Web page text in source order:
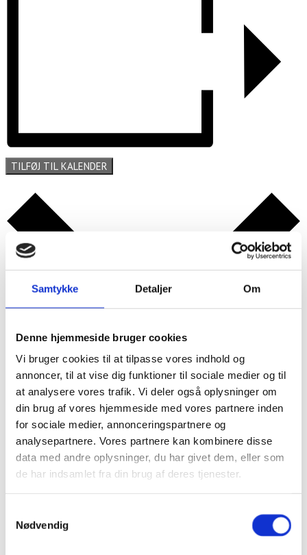
Samtykke Detaljer Om
Denne hjemmeside bruger cookies
Vi bruger cookies til at tilpasse vores indhold og
annoncer, til at vise dig funktioner til sociale medier og til
at analysere vores trafik. Vi deler også oplysninger om
din brug af vores hjemmeside med vores partnere inden
for sociale medier, annonceringspartnere og
analysepartnere. Vores partnere kan kombinere disse
data med andre oplysninger, du har givet dem, eller som
de har indsamlet fra din brug af deres tjenester.
Nødvendig
TILFØJ TIL KALENDER
Google kalender
iCalendar
Outlook Live
Detaljer
Dato:
24/11/2024
Tidspunkt: